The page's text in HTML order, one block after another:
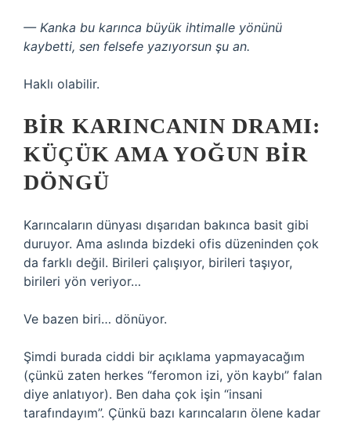
— Kanka bu karınca büyük ihtimalle yönünü
kaybetti, sen felsefe yazıyorsun şu an.
Haklı olabilir.
BIR KARINCANIN DRAMI:
KÜÇÜK AMA YOĞUN BIR
DÖNGÜ
Karıncaların dünyası dışarıdan bakınca basit gibi
duruyor. Ama aslında bizdeki ofis düzeninden çok
da farklı değil. Birileri çalışıyor, birileri taşıyor,
birileri yön veriyor…
Ve bazen biri… dönüyor.
Şimdi burada ciddi bir açıklama yapmayacağım
(çünkü zaten herkes “feromon izi, yön kaybı” falan
diye anlatıyor). Ben daha çok işin “insani
tarafındayım”. Çünkü bazı karıncaların ölene kadar